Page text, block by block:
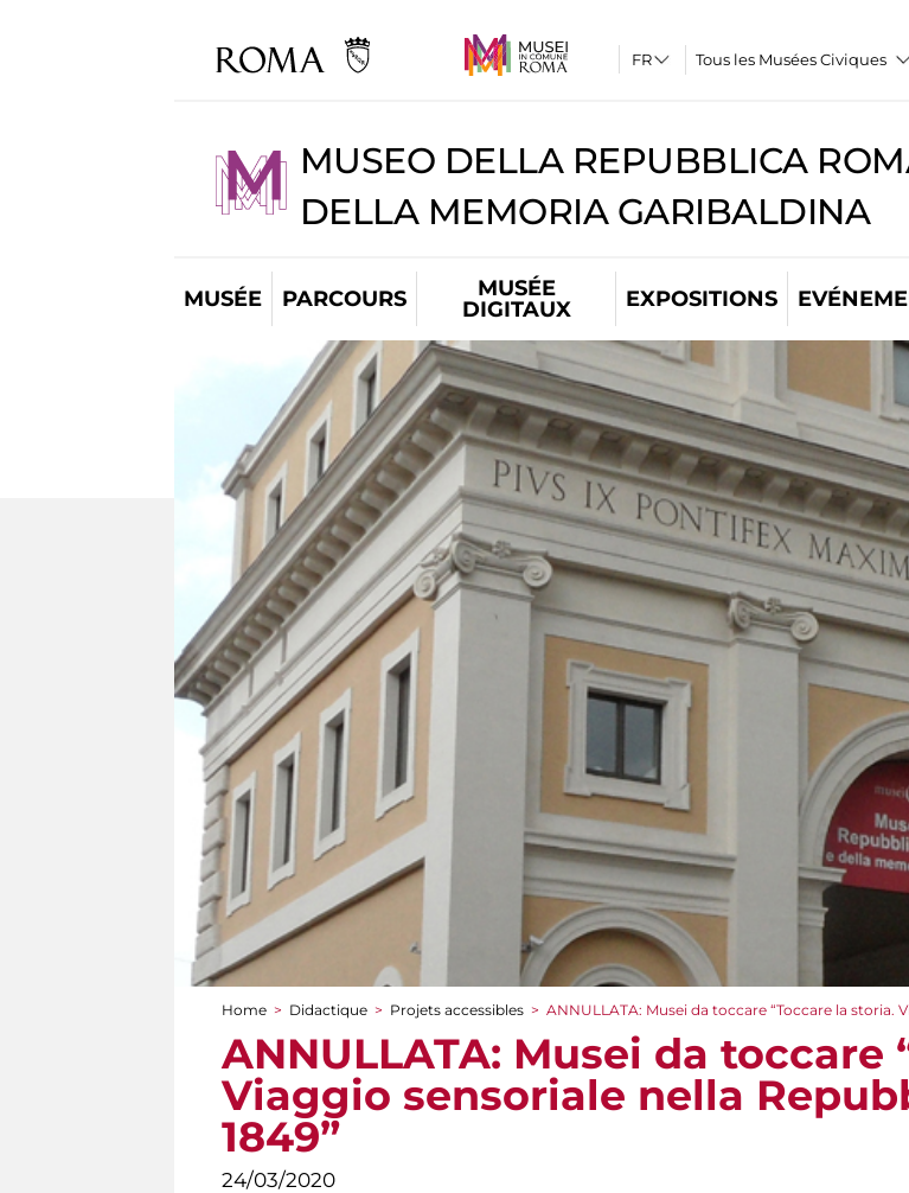
Tous les Musées Civiques
MUSEO DELLA REPUBBLICA
DELLA MEMORIA GARIBALDINA
MUSÉE PARCOURS
MUSÉE
DIGITAUX
EXPOSITIONS
You are here
Home > Didactique > Projets accessibles > ANNULLATA: Musei da toccare “Toccare la storia.
ANNULLATA: Musei da toccare
Viaggio sensoriale nella
1849”
24/03/2020